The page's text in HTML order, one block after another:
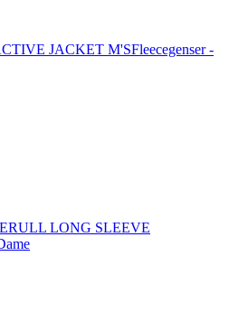
JACKET M'SFleecegenser -
LONG SLEEVE